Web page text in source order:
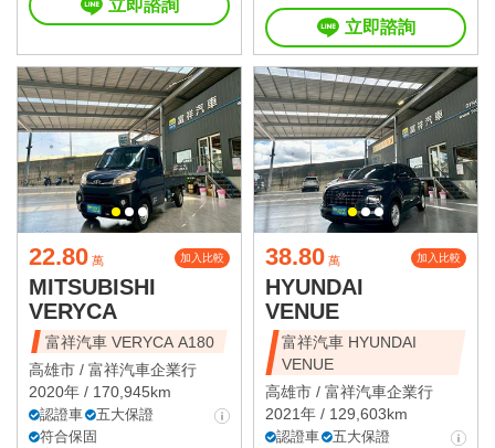
立即諮詢
立即諮詢
22.80 萬 加入比較
MITSUBISHI
VERYCA
富祥汽車 VERYCA A180
高雄市 / 富祥汽車企業行
2020年 / 170,945km
認證車
五大保證
符合保固
38.80 萬 加入比較
HYUNDAI
VENUE
富祥汽車 HYUNDAI
VENUE
高雄市 / 富祥汽車企業行
2021年 / 129,603km
認證車
五大保證